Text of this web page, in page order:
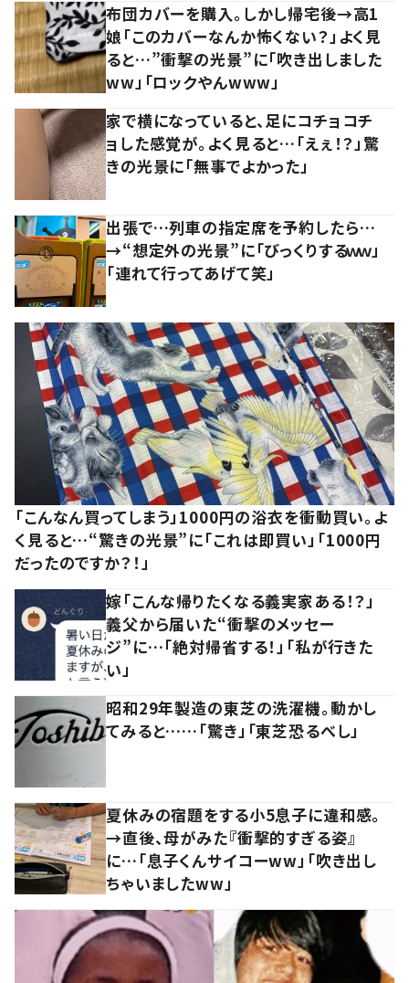
布団カバーを購入。しかし帰宅後→高1
娘「このカバーなんか怖くない？」よく見
ると…”衝撃の光景”に「吹き出しました
ww」「ロックやんwww」
家で横になっていると、足にコチョコチ
ョした感覚が。よく見ると…「えぇ！？」驚
きの光景に「無事でよかった」
出張で…列車の指定席を予約したら…
→“想定外の光景”に「びっくりするｗｗ」
「連れて行ってあげて笑」
「こんなん買ってしまう」1000円の浴衣を衝動買い。よ
く見ると…“驚きの光景”に「これは即買い」「1000円
だったのですか？！」
嫁「こんな帰りたくなる義実家ある！？」
義父から届いた“衝撃のメッセー
ジ”に…「絶対帰省する！」「私が行きた
い」
昭和29年製造の東芝の洗濯機。動かし
てみると……「驚き」「東芝恐るべし」
夏休みの宿題をする小5息子に違和感。
→直後、母がみた『衝撃的すぎる姿』
に…「息子くんサイコーww」「吹き出し
ちゃいましたww」